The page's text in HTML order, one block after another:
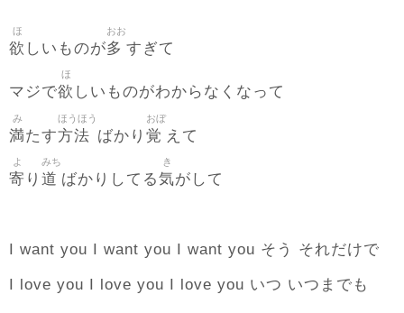
欲
ほ
しいものが多
おお
すぎて
マジで欲
ほ
しいものがわからなくなって
満
み
たす方法
ほうほう
ばかり 覚
おぼ
えて
寄
よ
り 道
みち
ばかりしてる気
き
がして
I want you I want you I want you そう それだけで
I love you I love you I love you いつ いつまでも